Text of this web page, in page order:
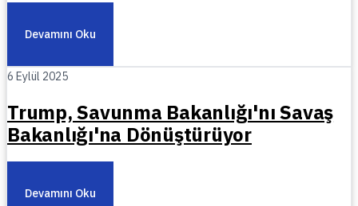
Devamını Oku
6 Eylül 2025
Trump, Savunma Bakanlığı'nı Savaş
Bakanlığı'na Dönüştürüyor
Devamını Oku